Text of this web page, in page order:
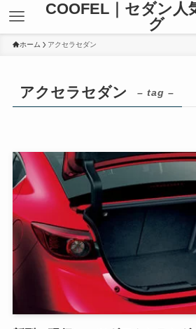
COOFEL｜セダン人
グ
ホーム アクセラセダン
アクセラセダン – tag –